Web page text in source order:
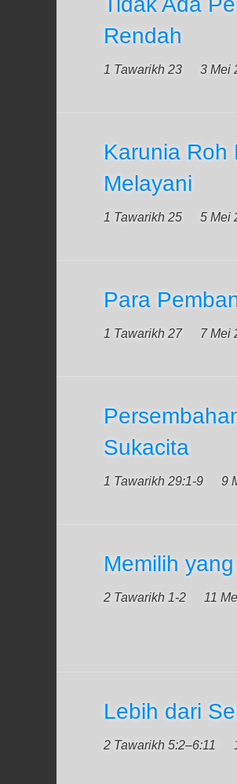
Rendah
1 Tawarikh 23 3 Mei
Karunia Roh
Melayani
1 Tawarikh 25 5 Mei
Para
1 Tawarikh 27 7 Mei
Sukacita
1 Tawarikh 29:1-9 9
Memilih
2 Tawarikh 1-2 11
Lebih dari
2 Tawarikh 5:2–6:11